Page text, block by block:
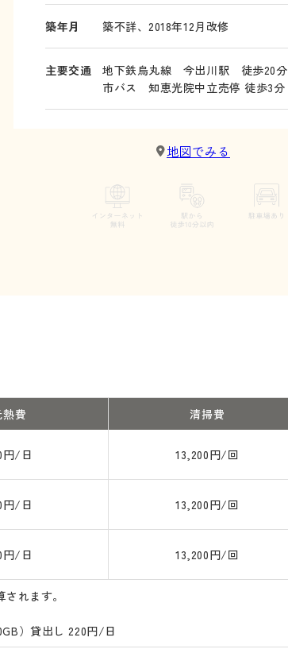
築年月 築不詳、2018年12月改修
主要交通
地下鉄烏丸線 今出川駅 徒歩20分
市バス 知恵光院中立売停 徒歩3分
地図でみる
熱費
清掃費
円/日 13,200円/回
円/日 13,200円/回
円/日 13,200円/回
れます。
）貸出し 220円/日